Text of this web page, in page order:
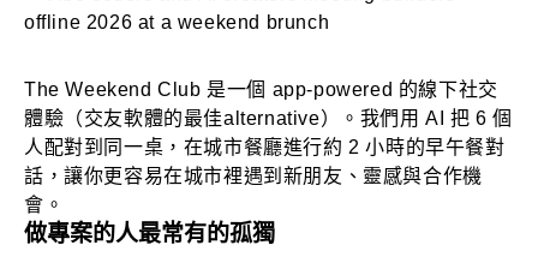
The Weekend Club 是一個 app-powered 的線下社交
體驗（交友軟體的最佳alternative）。我們用 AI 把 6 個
人配對到同一桌，在城市餐廳進行約 2 小時的早午餐對
話，讓你更容易在城市裡遇到新朋友、靈感與合作機
會。
做專案的人最常有的孤獨